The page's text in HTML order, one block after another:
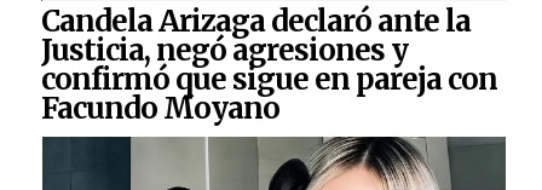
Candela Arizaga declaró ante la
Justicia, negó agresiones y
confirmó que sigue en pareja con
Facundo Moyano